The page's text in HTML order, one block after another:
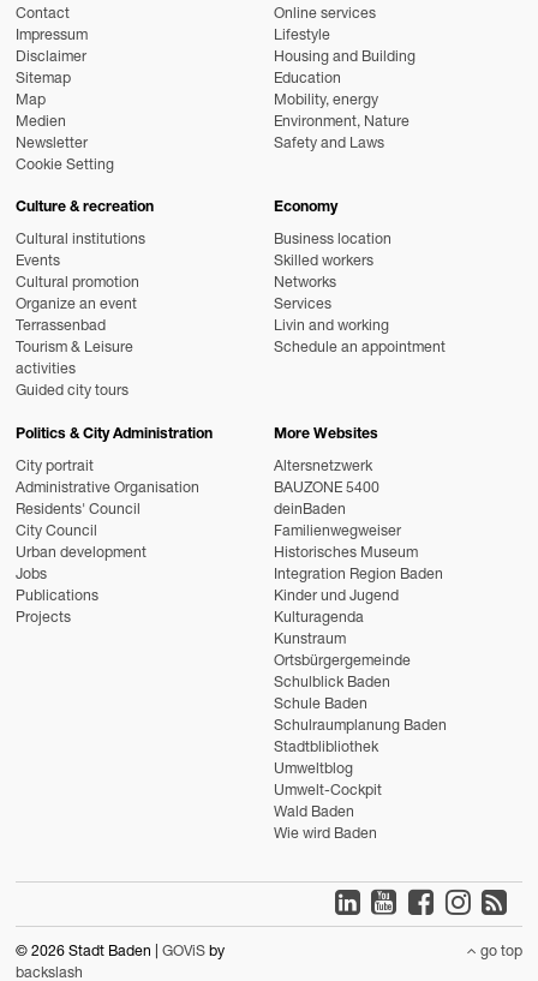
Contact
Impressum
Disclaimer
Sitemap
Map
Medien
Newsletter
Cookie Setting
Online services
Lifestyle
Housing and Building
Education
Mobility, energy
Environment, Nature
Safety and Laws
Culture & recreation
Cultural institutions
Events
Cultural promotion
Organize an event
Terrassenbad
Tourism & Leisure
activities
Guided city tours
Economy
Business location
Skilled workers
Networks
Services
Livin and working
Schedule an appointment
Politics & City Administration
City portrait
Administrative Organisation
Residents' Council
City Council
Urban development
Jobs
Publications
Projects
More Websites
Altersnetzwerk
BAUZONE 5400
deinBaden
Familienwegweiser
Historisches Museum
Integration Region Baden
Kinder und Jugend
Kulturagenda
Kunstraum
Ortsbürgergemeinde
Schulblick Baden
Schule Baden
Schulraumplanung Baden
Stadtblibliothek
Umweltblog
Umwelt-Cockpit
Wald Baden
Wie wird Baden
© 2026 Stadt Baden |GOViS by
backslash
go top